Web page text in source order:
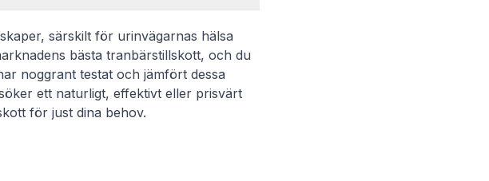
särskilt för urinvägarnas hälsa
bästa tranbärstillskott, och du
noggrant testat och jämfört dessa
ett naturligt, effektivt eller prisvärt
för just dina behov.